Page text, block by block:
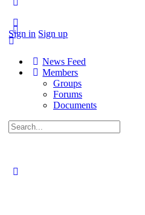
Sign in Sign up
News Feed
Members
Groups
Forums
Documents
Search
for: